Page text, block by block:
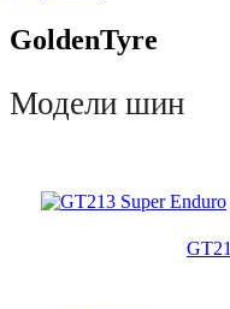
GoldenTyre
Модели шин